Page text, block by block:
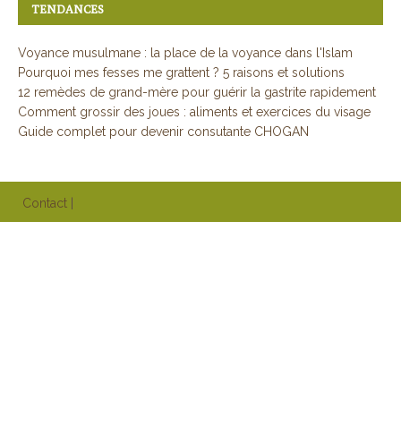
TENDANCES
Voyance musulmane : la place de la voyance dans l'Islam
Pourquoi mes fesses me grattent ? 5 raisons et solutions
12 remèdes de grand-mère pour guérir la gastrite rapidement
Comment grossir des joues : aliments et exercices du visage
Guide complet pour devenir consutante CHOGAN
Contact